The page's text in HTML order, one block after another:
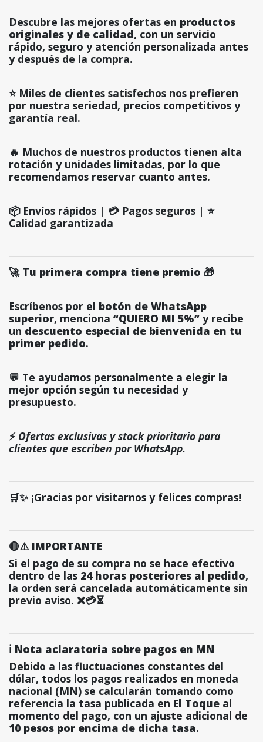
Descubre las mejores ofertas en productos
originales y de calidad, con un servicio
rápido, seguro y atención personalizada antes
y después de la compra.
⭐ Miles de clientes satisfechos nos prefieren
por nuestra seriedad, precios competitivos y
garantía real.
🔥 Muchos de nuestros productos tienen alta
rotación y unidades limitadas, por lo que
recomendamos reservar cuanto antes.
📦 Envíos rápidos | 💳 Pagos seguros | ⭐
Calidad garantizada
🚀 Tu primera compra tiene premio 🎁
Escríbenos por el botón de WhatsApp
superior, menciona “QUIERO MI 5%” y recibe
un descuento especial de bienvenida en tu
primer pedido.
💬 Te ayudamos personalmente a elegir la
mejor opción según tu necesidad y
presupuesto.
⚡ Ofertas exclusivas y stock prioritario para
clientes que escriben por WhatsApp.
🛒✨ ¡Gracias por visitarnos y felices compras!
🔴⚠️ IMPORTANTE
Si el pago de su compra no se hace efectivo
dentro de las 24 horas posteriores al pedido,
la orden será cancelada automáticamente sin
previo aviso. ❌💳⏳
ℹ️ Nota aclaratoria sobre pagos en MN
Debido a las fluctuaciones constantes del
dólar, todos los pagos realizados en moneda
nacional (MN) se calcularán tomando como
referencia la tasa publicada en El Toque al
momento del pago, con un ajuste adicional de
10 pesos por encima de dicha tasa.